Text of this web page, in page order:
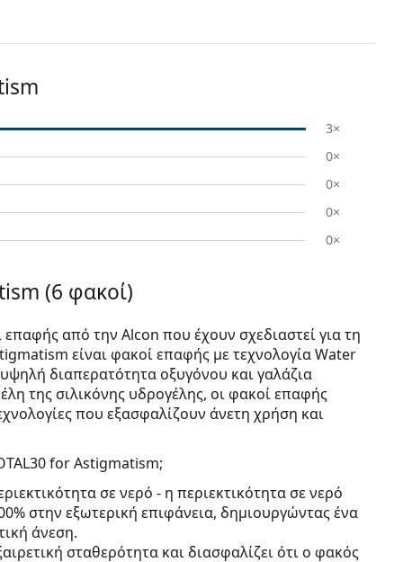
3×
0×
0×
0×
0×
(6 φακοί)
από την Alcon που έχουν σχεδιαστεί για τη
είναι φακοί επαφής με τεχνολογία Water
διαπερατότητα οξυγόνου και γαλάζια
της σιλικόνης υδρογέλης, οι φακοί επαφής
που εξασφαλίζουν άνετη χρήση και
for Astigmatism;
σε νερό - η περιεκτικότητα σε νερό
στην εξωτερική επιφάνεια, δημιουργώντας ένα
άνεση.
σταθερότητα και διασφαλίζει ότι ο φακός